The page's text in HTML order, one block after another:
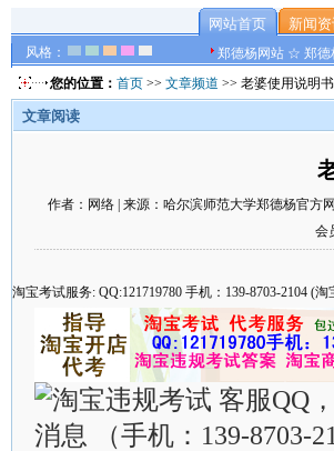
风格：
网站首页 新闻
郑德杨网站 ☆ 郑德
您的位置： 首页 >> 文章频道 >> 老婆使用说明书
文章阅读
作者：网络 | 来源：哈尔滨师范大学郑德杨官方
会
淘宝考试服务: QQ:121719780 手机：139-8703-2104 (